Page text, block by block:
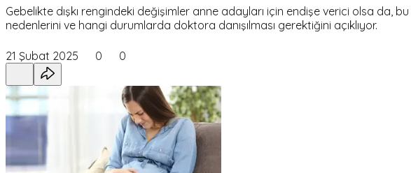
Gebelikte dışkı rengindeki değişimler anne adayları için endişe verici olsa da,
nedenlerini ve hangi durumlarda doktora danışılması gerektiğini açıklıyor.
21 Şubat 2025 0 0